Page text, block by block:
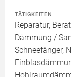
TÄTIGKEITEN
Reparatur,
Dämmung /
Schneefänger,